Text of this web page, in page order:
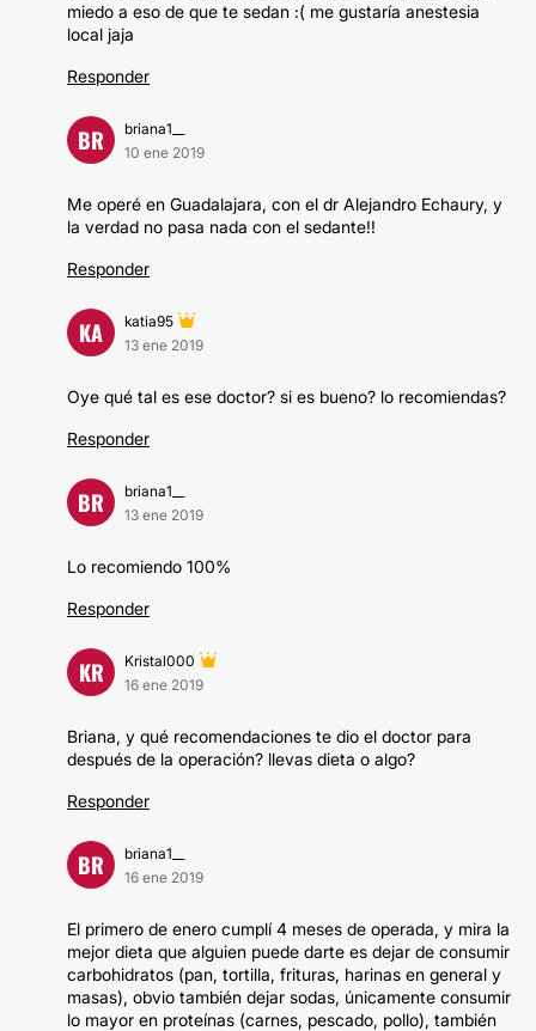
miedo a eso de que te sedan :( me gustaría anestesia
local jaja
Responder
BR
briana1__
10 ene 2019
Me operé en Guadalajara, con el dr Alejandro Echaury, y
la verdad no pasa nada con el sedante!!
Responder
KA
katia95
13 ene 2019
Oye qué tal es ese doctor? si es bueno? lo recomiendas?
Responder
BR
briana1__
13 ene 2019
Lo recomiendo 100%
Responder
KR
Kristal000
16 ene 2019
Briana, y qué recomendaciones te dio el doctor para
después de la operación? llevas dieta o algo?
Responder
BR
briana1__
16 ene 2019
El primero de enero cumplí 4 meses de operada, y mira la
mejor dieta que alguien puede darte es dejar de consumir
carbohidratos (pan, tortilla, frituras, harinas en general y
masas), obvio también dejar sodas, únicamente consumir
lo mayor en proteínas (carnes, pescado, pollo), también